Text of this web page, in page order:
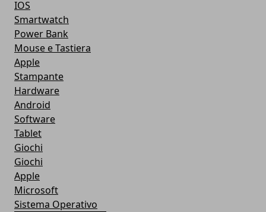
IOS
Smartwatch
Power Bank
Mouse e Tastiera
Apple
Stampante
Hardware
Android
Software
Tablet
Giochi
Giochi
Apple
Microsoft
Sistema Operativo